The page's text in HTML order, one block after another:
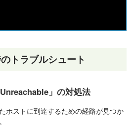
トラブルシュート
」の対処法
ホストに到達するための経路が見つか